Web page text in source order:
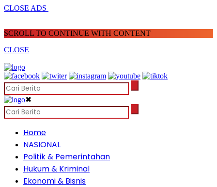
CLOSE ADS
SCROLL TO CONTINUE WITH CONTENT
CLOSE
✖
Home
NASIONAL
Politik & Pemerintahan
Hukum & Kriminal
Ekonomi & Bisnis